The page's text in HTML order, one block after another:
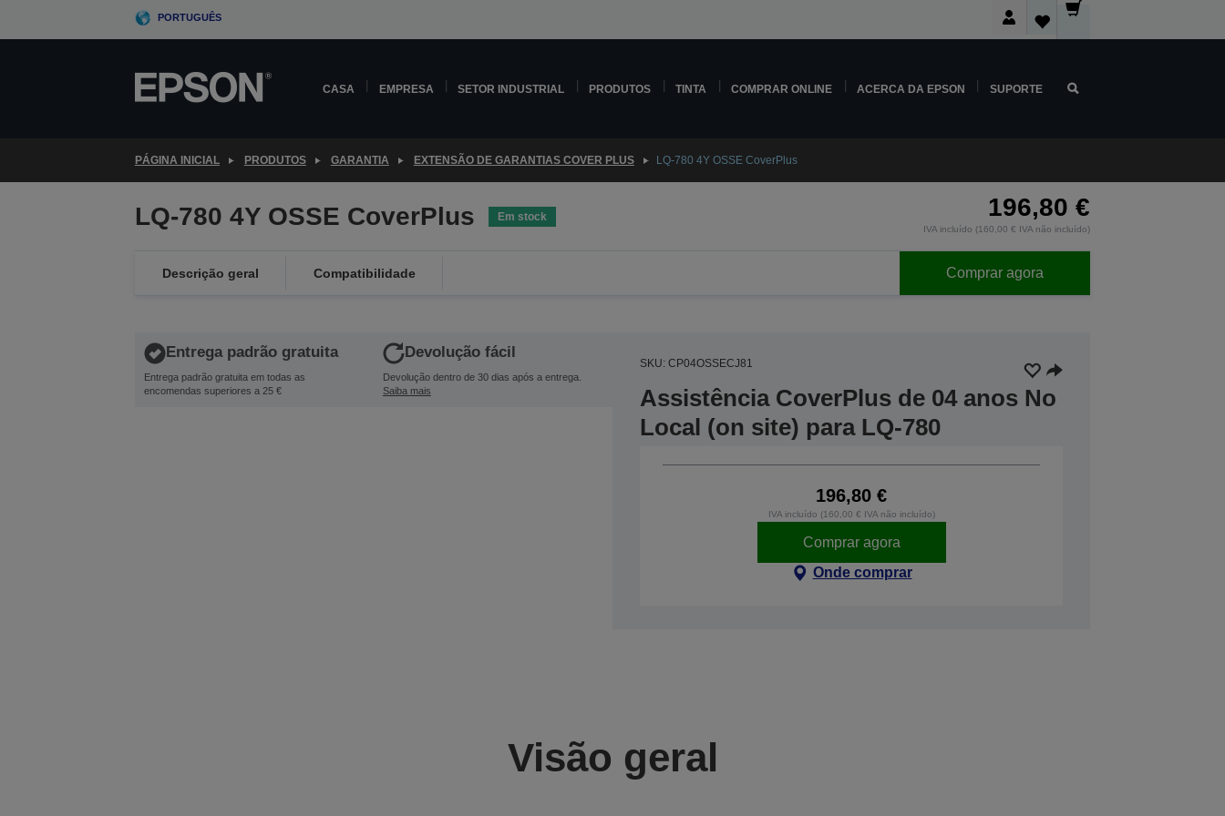
PORTUGUÊS
CASA EMPRESA SETOR INDUSTRIAL PRODUTOS TINTA COMPRAR ONLINE ACERCA DA EPSON SUPORTE
PÁGINA INICIAL PRODUTOS GARANTIA EXTENSÃO DE GARANTIAS COVER PLUS LQ-780 4Y OSSE CoverPlus
LQ-780 4Y OSSE CoverPlus Em stock 196,80 €
IVA incluído (160,00 € IVA não incluído)
Descrição geral Compatibilidade Comprar agora
Entrega padrão gratuita
Entrega padrão gratuita em todas as
encomendas superiores a 25 €
Devolução fácil
Devolução dentro de 30 dias após a entrega.
Saiba mais
SKU: CP04OSSECJ81
Assistência CoverPlus de 04 anos No
Local (on site) para LQ-780
196,80 €
IVA incluído (160,00 € IVA não incluído)
Comprar agora
Onde comprar
Visão geral